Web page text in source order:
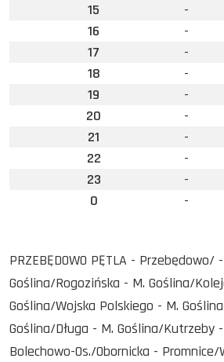
15
-
16
-
17
-
18
-
19
-
20
-
21
-
22
-
23
-
0
-
PRZEBĘDOWO PĘTLA - Przebędowo/
Goślina/Rogozińska - M. Goślina/
Goślina/Wojska Polskiego - M.
Goślina/Długa - M. Goślina/Kutrzeby
Bolechowo-Os./Obornicka -